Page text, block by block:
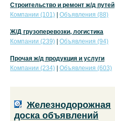
Строительство и ремонт ж/д путей
Компании (101)
Объявления (88)
Ж/Д грузоперевозки, логистика
Компании (239)
Объявления (94)
Прочая ж/д продукция и услуги
Компании (234)
Объявления (603)
Железнодорожная
доска объявлений